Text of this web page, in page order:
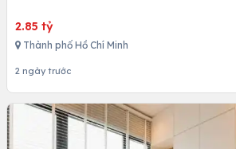
2.85 tỷ
Thành phố Hồ Chí Minh
2 ngày trước